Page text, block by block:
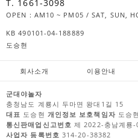
T. 1661-3098
OPEN : AM10 ~ PM05 / SAT, SUN,
KB 490101-04-188889
도승현
회사소개 이용안내
군대야놀자
충청남도 계룡시 두마면 왕대1길 15
대표 도승현 개인정보 보호책임자 도승현
통신판매업신고번호 제 2022-충남계룡-
사업자 등록번호 314-20-38382